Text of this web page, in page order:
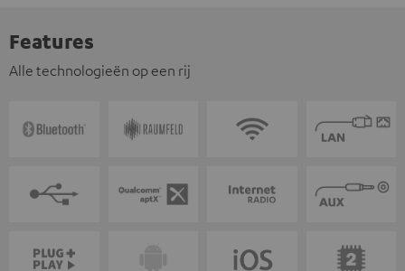
Features
Alle technologieën op een rij